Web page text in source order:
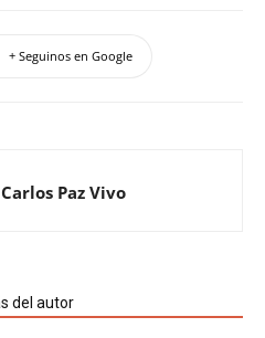
+ Seguinos en Google
Paz Vivo
del autor